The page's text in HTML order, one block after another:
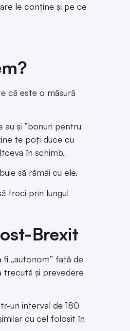
le conține și pe ce
că este o măsură
și ”bonuri pentru
te poți duce cu
în schimb.
să rămâi cu ele.
treci prin lungul
Brexit
„autonom” față de
trecută și prevedere
un interval de 180
cu cel folosit în